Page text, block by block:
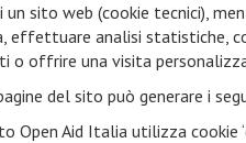
sito web (cookie tecnici),
effettuare analisi statistiche,
o offrire una visita
del sito può generare i
Open Aid Italia utilizza cookie